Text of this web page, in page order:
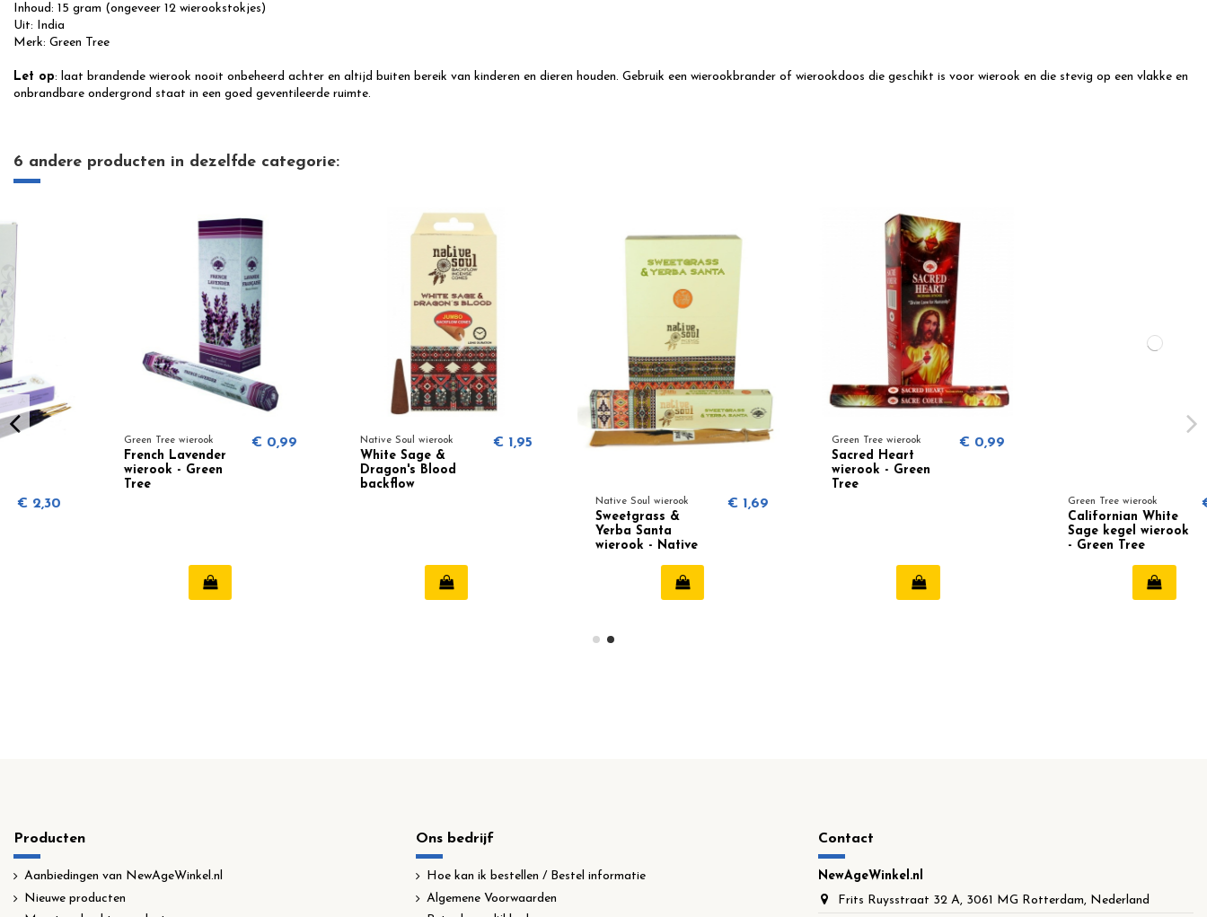
Inhoud: 15 gram (ongeveer 12 wierookstokjes)
Uit: India
Merk: Green Tree
Let op: laat brandende wierook nooit onbeheerd achter en altijd buiten bereik van kinderen en dieren houden. Gebruik een wierookbrander of wierookdoos die geschikt is voor wierook en die stevig op een vlakke en
onbrandbare ondergrond staat in een goed geventileerde ruimte.
6 andere producten in dezelfde categorie:
Green Tree wierook
French Lavender
wierook - Green
€ 0,99 Native Soul wierook
White Sage &
Dragon's Blood
€ 1,95
Native Soul wierook
Sweetgrass &
wierook - Native
€ 1,69
Green Tree wierook
Sacred Heart
wierook - Green
€ 0,99
Green Tree wierook
Californian White
Sage kegel wierook
€ 1,25
Producten
Aanbiedingen van NewAgeWinkel.nl
Nieuwe producten
Ons bedrijf
Hoe kan ik bestellen / Bestel informatie
Algemene Voorwaarden
Contact
NewAgeWinkel.nl
Frits Ruysstraat 32 A, 3061 MG Rotterdam, Nederland